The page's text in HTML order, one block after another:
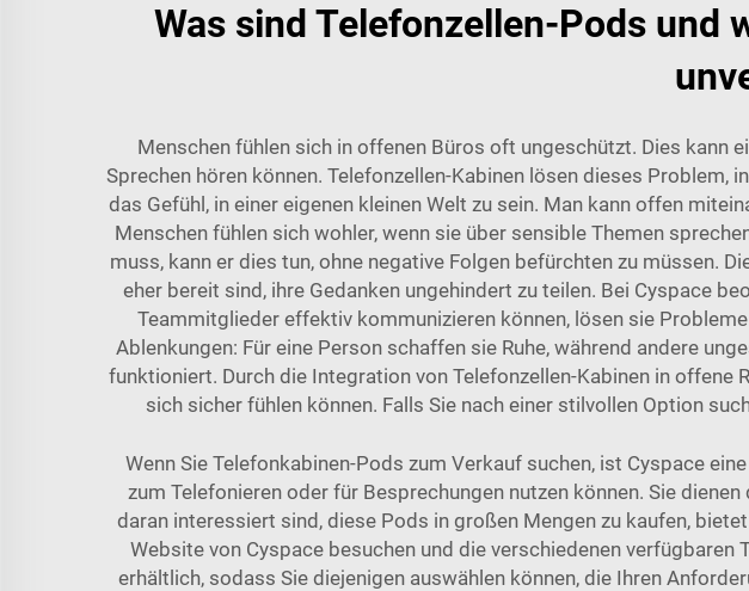
Was sind Telefonzellen-Pods
Menschen fühlen sich in offenen Büros oft ungeschützt. Dies kann
Sprechen hören können. Telefonzellen-Kabinen lösen dieses Problem,
das Gefühl, in einer eigenen kleinen Welt zu sein. Man kann offen
Menschen fühlen sich wohler, wenn sie über sensible Themen
muss, kann er dies tun, ohne negative Folgen befürchten zu müssen.
eher bereit sind, ihre Gedanken ungehindert zu teilen. Bei Cyspace
Teammitglieder effektiv kommunizieren können, lösen sie
Ablenkungen: Für eine Person schaffen sie Ruhe, während andere
funktioniert. Durch die Integration von Telefonzellen-Kabinen in
sich sicher fühlen können. Falls Sie nach einer stilvollen Option
Wenn Sie Telefonkabinen-Pods zum Verkauf suchen, ist Cyspace
zum Telefonieren oder für Besprechungen nutzen können. Sie
daran interessiert sind, diese Pods in großen Mengen zu kaufen,
Website von Cyspace besuchen und die verschiedenen
erhältlich, sodass Sie diejenigen auswählen können, die Ihren